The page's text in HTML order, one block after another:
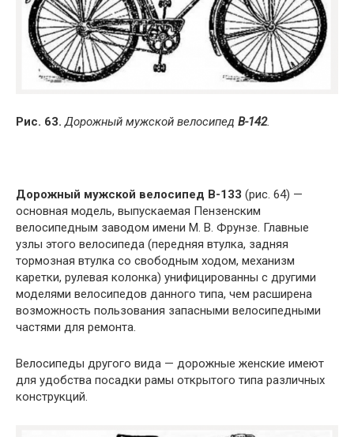
Рис. 63. Дорожный мужской велосипед В-142.
Дорожный мужской велосипед В-133 (рис. 64) —
основная модель, выпускаемая Пензенским
велосипедным заводом имени М. В. Фрунзе. Главные
узлы этого велосипеда (передняя втулка, задняя
тормозная втулка со свободным ходом, механизм
каретки, рулевая колонка) унифицированны с другими
моделями велосипедов данного типа, чем расширена
возможность пользования запасными велосипедными
частями для ремонта.
Велосипеды другого вида — дорожные женские имеют
для удобства посадки рамы открытого типа различных
конструкций.